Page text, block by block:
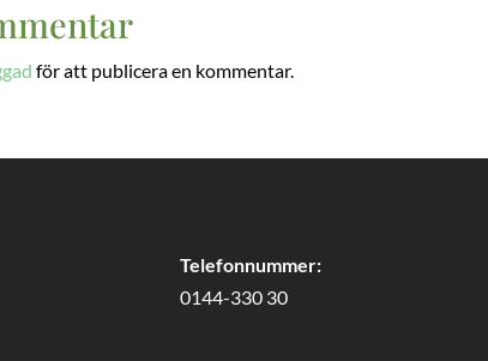
för att publicera en kommentar.
Telefonnummer:
0144-330 30